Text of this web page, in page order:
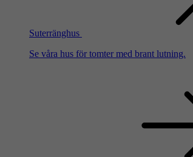
Suterränghus
Se våra hus för tomter med brant lutning.